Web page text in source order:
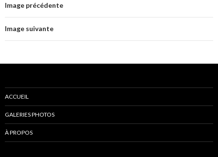
Image précédente
Image suivante
ACCUEIL
GALERIES PHOTOS
À PROPOS